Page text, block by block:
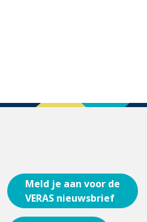
Meld je aan voor de
VERAS nieuwsbrief